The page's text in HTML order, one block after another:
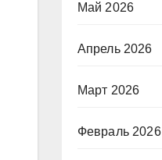
Май 2026
Апрель 2026
Март 2026
Февраль 2026